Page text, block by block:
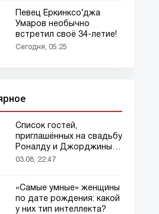
Певец Ёркинксо‘джа
Умаров необычно
встретил своё 34-летие!
Сегодня, 05:25
Список гостей,
приглашённых на свадьбу
Роналду и Джорджины,
вызвал ажиотаж
03.08, 22:47
«Самые умные» женщины
по дате рождения: какой
у них тип интеллекта?